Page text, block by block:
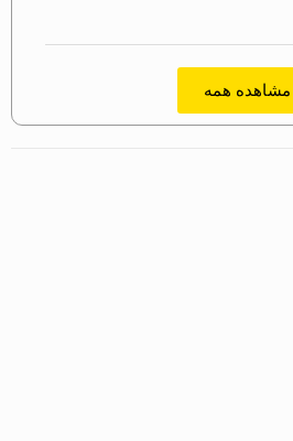
مشاهده همه